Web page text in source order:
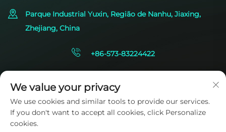
Parque Industrial Yuxin, Região de Nanhu, Jiaxing,
Zhejiang, China
+86-573-83224422
We value your privacy
We use cookies and similar tools to provide our services.
If you don't want to accept all cookies, click Personalize
cookies.